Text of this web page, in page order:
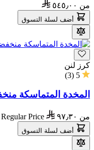
من ٥٤٥٫٠٠
أضف لسلة التسوق
كرز لنن
5
(
3
)
المخدة المتماسكة
من ٩٧٫٣٠ Regular Price
أضف لسلة التسوق